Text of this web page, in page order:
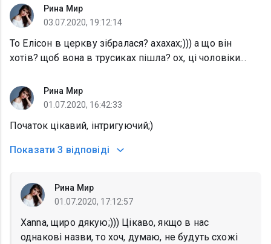
Рина Мир
03.07.2020, 19:12:14
То Елісон в церкву зібралася? ахахах;))) а що він
хотів? щоб вона в трусиках пішла? ох, ці чоловіки...
Рина Мир
01.07.2020, 16:42:33
Початок цікавий, інтригуючий;)
Показати 3 відповіді
Рина Мир
01.07.2020, 17:12:57
Xanna, щиро дякую;))) Цікаво, якщо в нас
однакові назви, то хоч, думаю, не будуть схожі